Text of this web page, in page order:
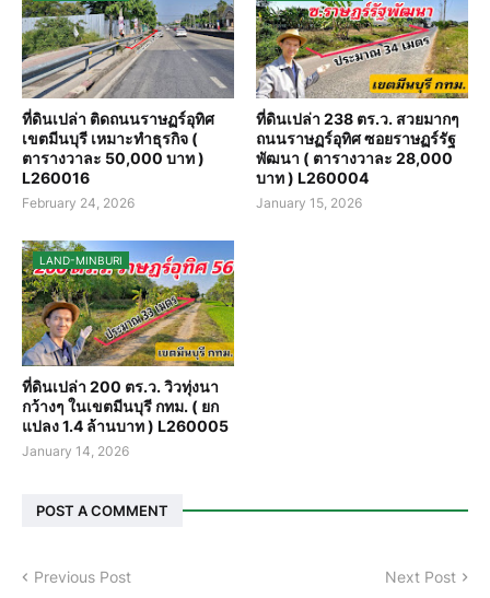
ที่ดินเปล่า ติดถนนราษฏร์อุทิศ
เขตมีนบุรี เหมาะทำธุรกิจ (
ตารางวาละ 50,000 บาท )
L260016
February 24, 2026
ที่ดินเปล่า 238 ตร.ว. สวยมากๆ
ถนนราษฏร์อุทิศ ซอยราษฏร์รัฐ
พัฒนา ( ตารางวาละ 28,000
บาท ) L260004
January 15, 2026
LAND-MINBURI
ที่ดินเปล่า 200 ตร.ว. วิวทุ่งนา
กว้างๆ ในเขตมีนบุรี กทม. ( ยก
แปลง 1.4 ล้านบาท ) L260005
January 14, 2026
POST A COMMENT
Previous Post Next Post